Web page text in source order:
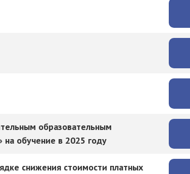
образовательным
обучение в 2025 году
снижения стоимости платных